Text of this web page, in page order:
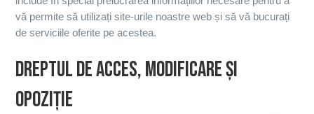
vă permite să utilizați site-urile noastre web și să vă bucurați
de serviciile oferite pe acestea.
DREPTUL DE ACCES, MODIFICARE ȘI
OPOZIȚIE